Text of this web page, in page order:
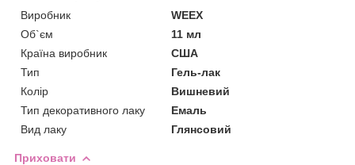
Виробник
WEEX
Об`єм
11 мл
Країна виробник
США
Тип
Гель-лак
Колір
Вишневий
Тип декоративного лаку
Емаль
Вид лаку
Глянсовий
Приховати